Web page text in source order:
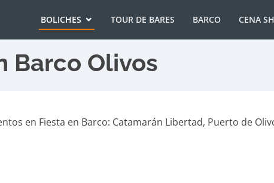
BOLICHES TOUR DE BARES BARCO CENA
Barco Olivos